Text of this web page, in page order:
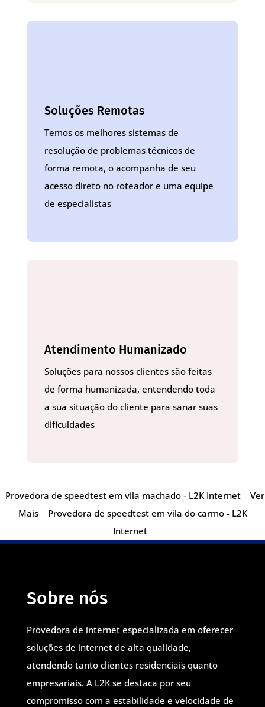
Soluções Remotas
Temos os melhores sistemas de
resolução de problemas técnicos de
forma remota, o acompanha de seu
acesso direto no roteador e uma equipe
de especialistas
Atendimento Humanizado
Soluções para nossos clientes são feitas
de forma humanizada, entendendo toda
a sua situação do cliente para sanar suas
dificuldades
Provedora de speedtest em vila machado - L2K Internet
Ver
Mais
Provedora de speedtest em vila do carmo - L2K
Internet
Sobre nós
Provedora de internet especializada em oferecer
soluções de internet de alta qualidade,
atendendo tanto clientes residenciais quanto
empresariais. A L2K se destaca por seu
compromisso com a estabilidade e velocidade de